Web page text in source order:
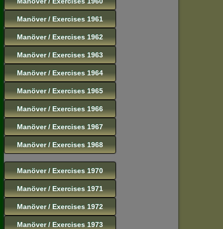
Manöver / Exercises 1961
Manöver / Exercises 1962
Manöver / Exercises 1963
Manöver / Exercises 1964
Manöver / Exercises 1965
Manöver / Exercises 1966
Manöver / Exercises 1967
Manöver / Exercises 1968
Manöver / Exercises 1970
Manöver / Exercises 1971
Manöver / Exercises 1972
Manöver / Exercises 1973